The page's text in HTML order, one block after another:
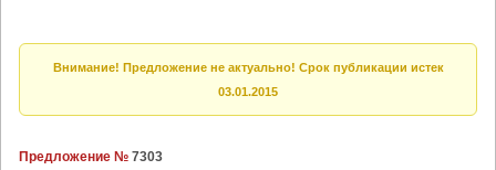
Внимание! Предложение не актуально! Срок публикации истек
03.01.2015
Предложение № 7303